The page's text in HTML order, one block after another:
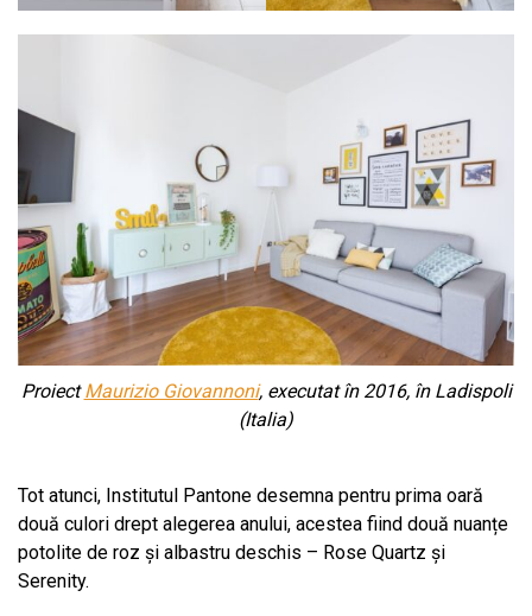
ProiectMaurizio Giovannoni, executat în 2016, în Ladispoli
(Italia)
Tot atunci, Institutul Pantone desemna pentru prima oară
două culori drept alegerea anului, acestea fiind două nuanțe
potolite de roz și albastru deschis – Rose Quartz și
Serenity.